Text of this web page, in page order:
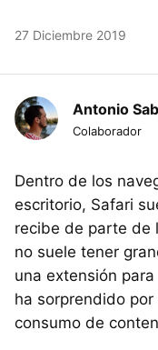
27 Diciembre 2019
Antonio
Colaborador
Dentro de los
escritorio, Safari
recibe de parte de
no suele tener
una extensión
ha sorprendido
consumo de